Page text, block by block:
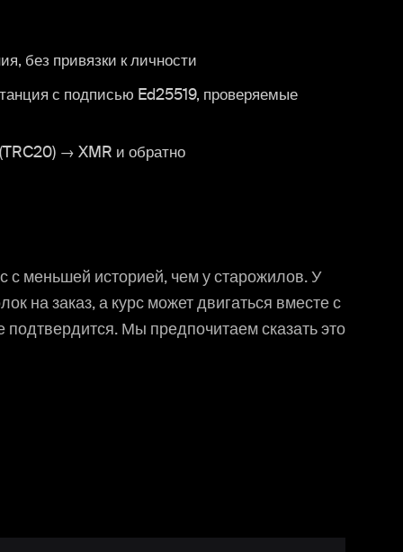
без привязки к личности
с подписью Ed25519, проверяемые
→ XMR и обратно
меньшей историей, чем у старожилов. У
на заказ, а курс может двигаться вместе с
Мы предпочитаем сказать это